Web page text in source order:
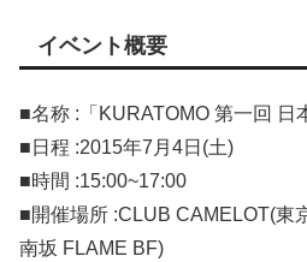
イベント概要
■名称 :「KURATOMO 第一回 日
■日程 :2015年7月4日(土)
■時間 :15:00~17:00
■開催場所 :CLUB CAMELOT(東
南坂 FLAME BF)